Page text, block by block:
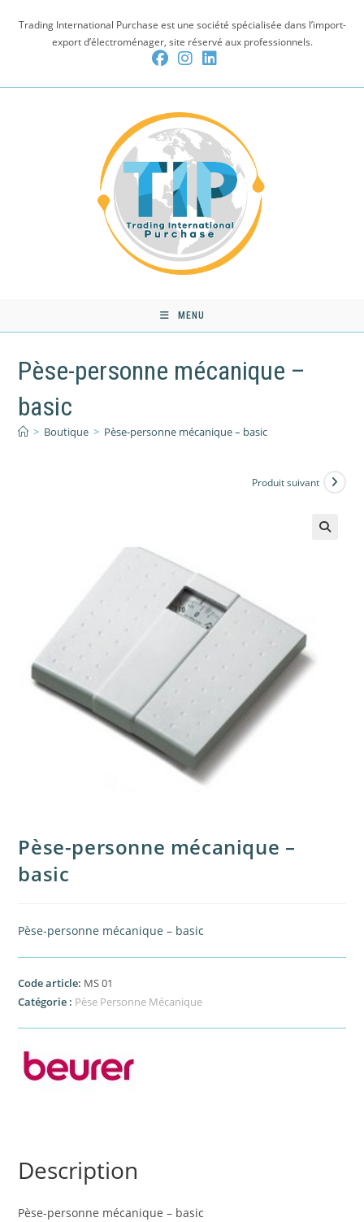
Trading International Purchase est une société spécialisée dans l’import-
export d’électroménager, site réservé aux professionnels.
MENU
Pèse-personne mécanique –
basic
> Boutique > Pèse-personne mécanique – basic
Produit suivant
Pèse-personne mécanique –
basic
Pèse-personne mécanique – basic
Code article: MS 01
Catégorie : Pèse Personne Mécanique
Description
Pèse-personne mécanique – basic